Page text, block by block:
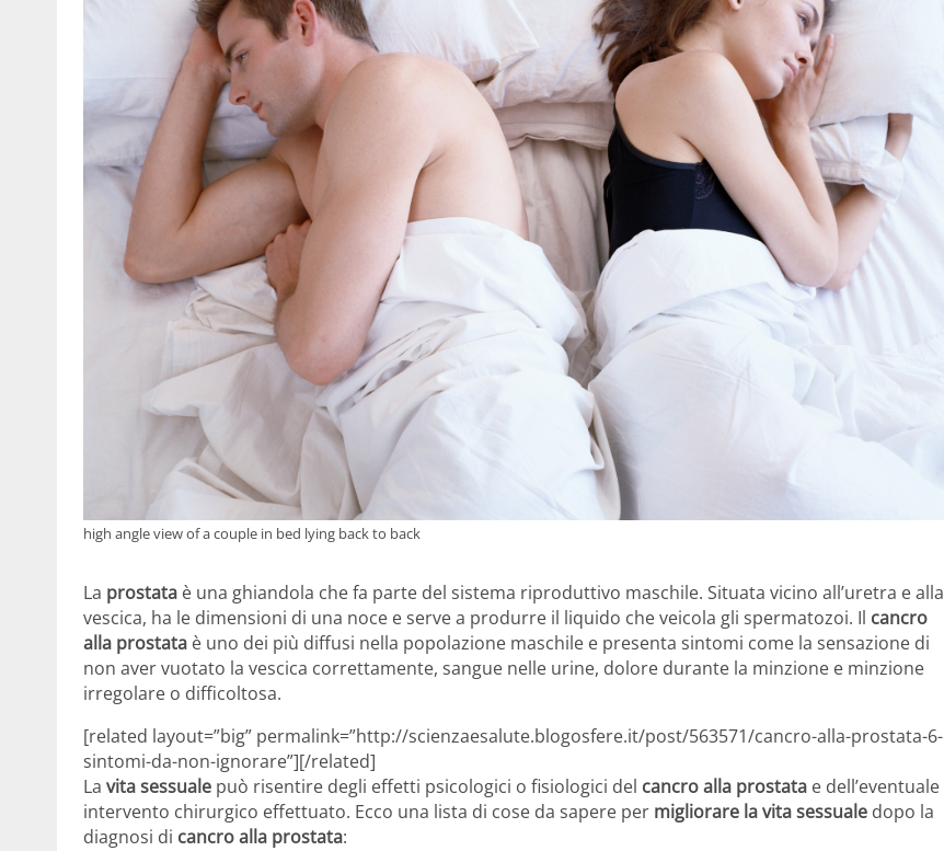
high angle view of a couple in bed lying back to back
La prostata è una ghiandola che fa parte del sistema riproduttivo maschile. Situata vicino all’uretra e alla
vescica, ha le dimensioni di una noce e serve a produrre il liquido che veicola gli spermatozoi. Il cancro
alla prostata è uno dei più diffusi nella popolazione maschile e presenta sintomi come la sensazione di
non aver vuotato la vescica correttamente, sangue nelle urine, dolore durante la minzione e minzione
irregolare o difficoltosa.
[related layout=”big” permalink=”http://scienzaesalute.blogosfere.it/post/563571/cancro-alla-prostata-6-
sintomi-da-non-ignorare”][/related]
La vita sessuale può risentire degli effetti psicologici o fisiologici del cancro alla prostata e dell’eventuale
intervento chirurgico effettuato. Ecco una lista di cose da sapere per migliorare la vita sessuale dopo la
diagnosi di cancro alla prostata: